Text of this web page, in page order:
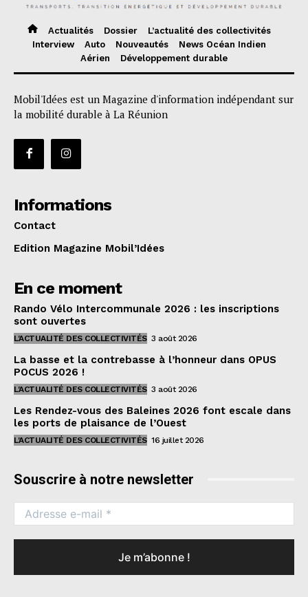
Actualités Dossier
L’actualité des collectivités
Interview
Auto Nouveautés
News Océan Indien
Aérien
Développement durable
Mobil'Idées est un Magazine d'information indépendant sur
la mobilité durable à La Réunion
Informations
Contact
Edition Magazine Mobil’Idées
En ce moment
Rando Vélo Intercommunale 2026 : les inscriptions
sont ouvertes
L'ACTUALITÉ DES COLLECTIVITÉS 3 août 2026
La basse et la contrebasse à l’honneur dans OPUS
POCUS 2026 !
L'ACTUALITÉ DES COLLECTIVITÉS 3 août 2026
Les Rendez-vous des Baleines 2026 font escale dans
les ports de plaisance de l’Ouest
L'ACTUALITÉ DES COLLECTIVITÉS 16 juillet 2026
Souscrire à notre newsletter